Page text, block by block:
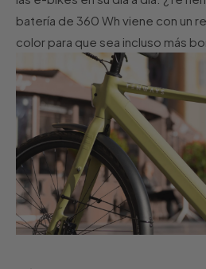
batería de 360 Wh viene con un
color para que sea incluso más